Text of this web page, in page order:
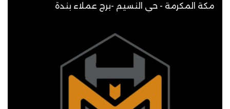
مكة المكرمة - حي النسيم -برج عملاء بندة